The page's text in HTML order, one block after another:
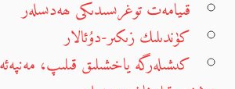
قىيامەت توغرىسىدىكى ھەدىسلەر
كۈندىلىك زىكىر-دۇئالار
كىشىلەرگە ياخشىلىق قىلىپ،